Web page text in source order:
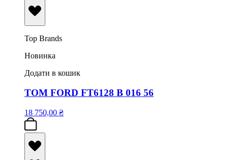
Top Brands
Новинка
Додати в кошик
TOM FORD FT6128 B 016 56
18 750,00 ₴